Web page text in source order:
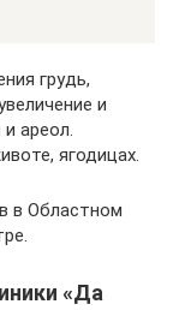
грудь,
и
ареол.
ягодицах.
в Областном
«Да